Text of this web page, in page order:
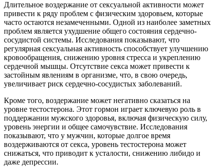
Длительное воздержание от сексуальной активности может
привести к ряду проблем с физическим здоровьем, которые
часто остаются незамеченными. Одной из наиболее заметных
проблем является ухудшение общего состояния сердечно-
сосудистой системы. Исследования показывают, что
регулярная сексуальная активность способствует улучшению
кровообращения, снижению уровня стресса и укреплению
сердечной мышцы. Отсутствие секса может привести к
застойным явлениям в организме, что, в свою очередь,
увеличивает риск сердечно-сосудистых заболеваний.
Кроме того, воздержание может негативно сказаться на
уровне тестостерона. Этот гормон играет ключевую роль в
поддержании мужского здоровья, включая физическую силу,
уровень энергии и общее самочувствие. Исследования
показывают, что у мужчин, которые долгое время
воздерживаются от секса, уровень тестостерона может
снижаться, что приводит к усталости, снижению либидо и
даже депрессии.